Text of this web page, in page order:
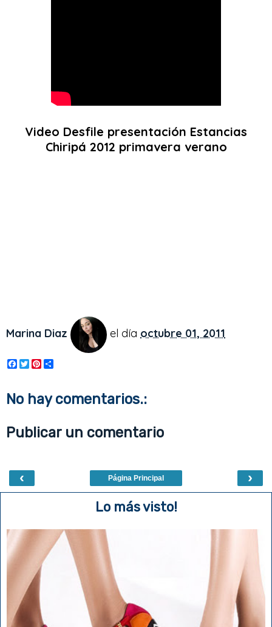
Video Desfile presentación Estancias
Chiripá 2012 primavera verano
Marina Diaz el día octubre 01, 2011
F
a
e
b
k
T
w
t
t
P
t
e
s
t
r
e
No hay comentarios.:
Publicar un comentario
‹ ›
Página Principal
Lo más visto!